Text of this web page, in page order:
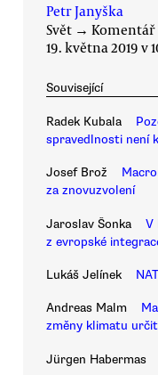
Petr Janyška
Svět → Komentář
19. května 2019 v
Související
Radek Kubala
spravedlnosti není
Josef Brož
za znovuzvolení
Jaroslav Šonka
V
z evropské
Lukáš Jelínek
Andreas Malm
změny klimatu
Jürgen Habermas